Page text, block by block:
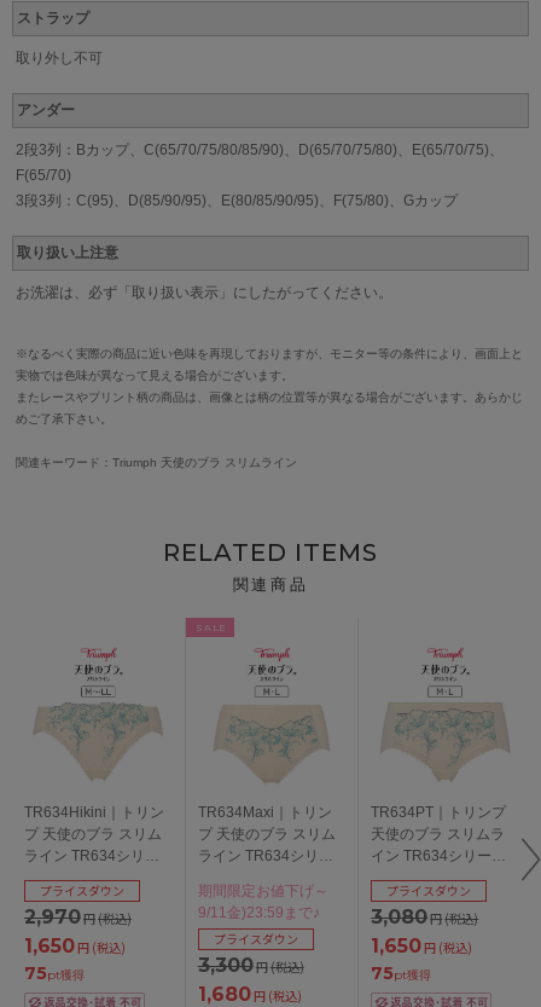
ストラップ
取り外し不可
アンダー
2段3列：Bカップ、C(65/70/75/80/85/90)、D(65/70/75/80)、E(65/70/75)、
F(65/70)
3段3列：C(95)、D(85/90/95)、E(80/85/90/95)、F(75/80)、Gカップ
取り扱い上注意
お洗濯は、必ず「取り扱い表示」にしたがってください。
※なるべく実際の商品に近い色味を再現しておりますが、モニター等の条件により、画面上と
実物では色味が異なって見える場合がございます。
またレースやプリント柄の商品は、画像とは柄の位置等が異なる場合がございます。あらかじ
めご了承下さい。
関連キーワード：Triumph 天使のブラ スリムライン
RELATED ITEMS
関連商品
TR634Hikini｜トリン
プ 天使のブラ スリム
ライン TR634シリー
ズ スタンダードショ
ーツ M/L/LL
2,970円(税込)
プライスダウン
1,650円 (税込)
75pt獲得
SALE
TR634Maxi｜トリン
プ 天使のブラ スリム
ライン TR634シリー
期間限定お値下げ～
9/11金)23:59まで♪
3,300円(税込)
プライスダウン
1,680円 (税込)
TR634PT｜トリンプ
天使のブラ スリムラ
イン TR634シリーズ
ボーイレングスショー
ツ M/L
3,080円(税込)
プライスダウン
1,650円 (税込)
75pt獲得